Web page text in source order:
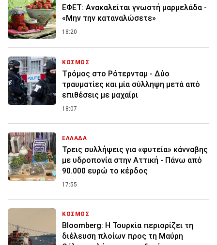
ΕΦΕΤ: Ανακαλείται γνωστή μαρμελάδα -
«Μην την καταναλώσετε»
18:20
ΚΟΣΜΟΣ
Tρόμος στο Ρότερνταμ - Δύο
τραυματίες και μία σύλληψη μετά από
επιθέσεις με μαχαίρι
18:07
ΕΛΛΑΔΑ
Τρεις συλλήψεις για «φυτεία» κάνναβης
με υδροπονία στην Αττική - Πάνω από
90.000 ευρώ το κέρδος
17:55
ΚΟΣΜΟΣ
Bloomberg: Η Τουρκία περιορίζει τη
διέλευση πλοίων προς τη Μαύρη